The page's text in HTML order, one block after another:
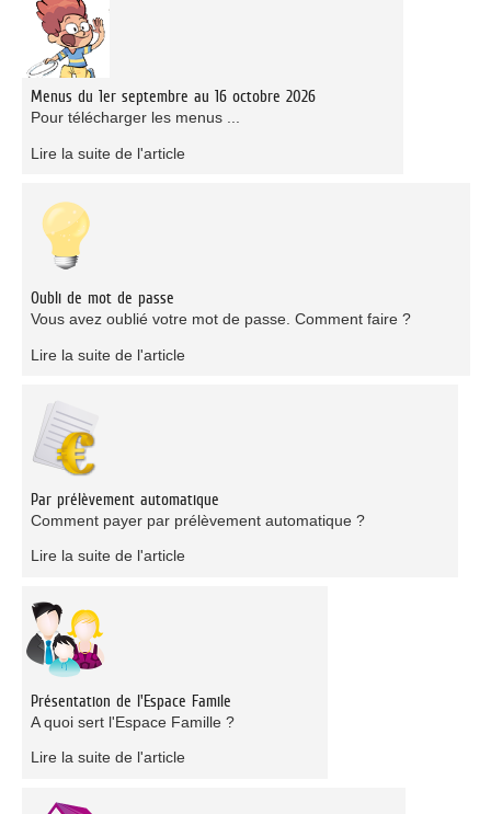
Menus du 1er septembre au 16 octobre 2026
Pour télécharger les menus ...
Lire la suite de l'article
Oubli de mot de passe
Vous avez oublié votre mot de passe. Comment faire ?
Lire la suite de l'article
Par prélèvement automatique
Comment payer par prélèvement automatique ?
Lire la suite de l'article
Présentation de l'Espace Famile
A quoi sert l'Espace Famille ?
Lire la suite de l'article